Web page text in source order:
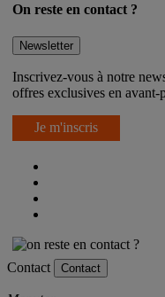
On reste en contact ?
Newsletter
Inscrivez-vous à notre
offres exclusives en avant-
Je m'inscris
Contact Contact